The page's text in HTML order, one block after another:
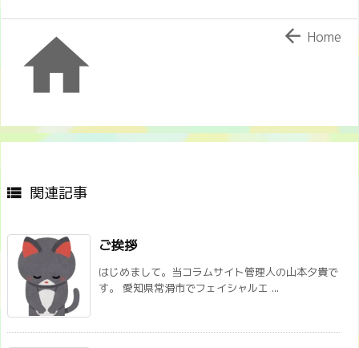
  Home
 関連記事
ご挨拶
はじめまして。当コラムサイト管理人の山本夕貴で
す。 愛知県常滑市でフェイシャルエ ...